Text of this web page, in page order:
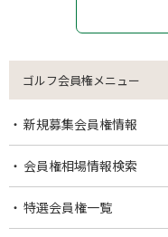
ゴルフ会員権メニュー
新規募集会員権情報
会員権相場情報検索
特選会員権一覧